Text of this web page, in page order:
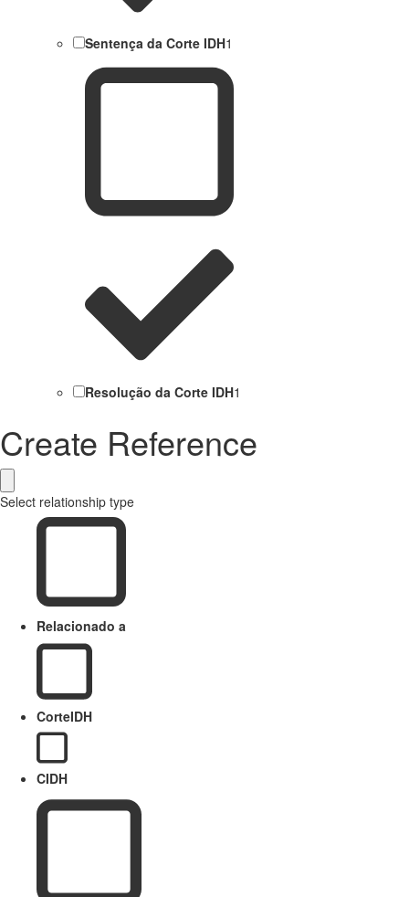
Sentença da Corte IDH1
Resolução da Corte IDH1
Create Reference
Select relationship type
Relacionado a
CorteIDH
CIDH